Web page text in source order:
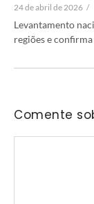
24 de abril de 2026 /
Levantamento
regiões e
Comente